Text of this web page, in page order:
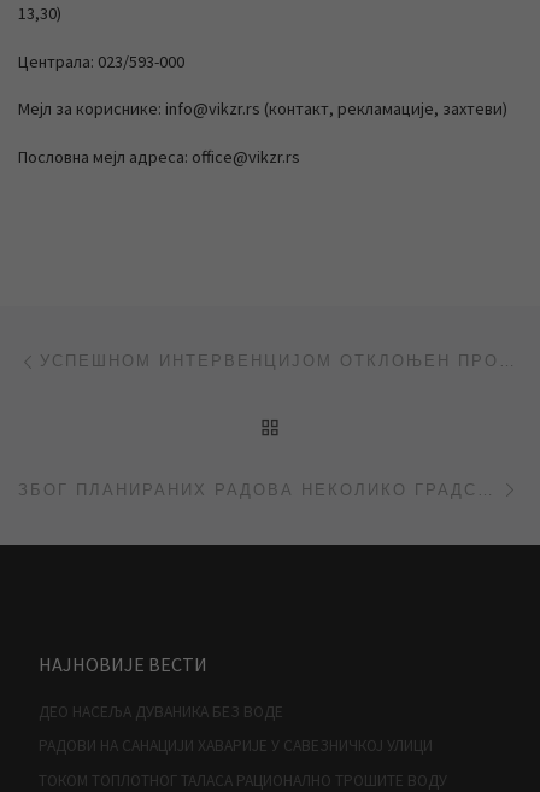
13,30)
Централа: 023/593-000
Мејл за кориснике: info@vikzr.rs (контакт, рекламације, захтеви)
Пословна мејл адреса: office@vikzr.rs
Post navigation
НАЈНОВИЈЕ ВЕСТИ
ДЕО НАСЕЉА ДУВАНИКА БЕЗ ВОДЕ
РАДОВИ НА САНАЦИЈИ ХАВАРИЈЕ У САВЕЗНИЧКОЈ УЛИЦИ
ТОКОМ ТОПЛОТНОГ ТАЛАСА РАЦИОНАЛНО ТРОШИТЕ ВОДУ